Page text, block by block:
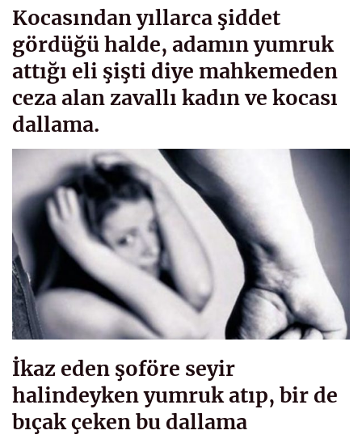
Kocasından yıllarca şiddet
gördüğü halde, adamın yumruk
attığı eli şişti diye mahkemeden
ceza alan zavallı kadın ve kocası
dallama.
İkaz eden şoföre seyir
halindeyken yumruk atıp, bir de
bıçak çeken bu dallama